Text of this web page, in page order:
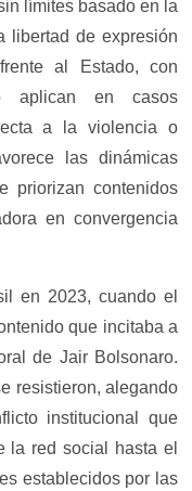
límites basado en la
libertad de expresión
al Estado, con
aplican en casos
a la violencia o
las dinámicas
priorizan contenidos
en convergencia
en 2023, cuando el
que incitaba a
de Jair Bolsonaro.
resistieron, alegando
institucional que
la red social hasta el
establecidos por las